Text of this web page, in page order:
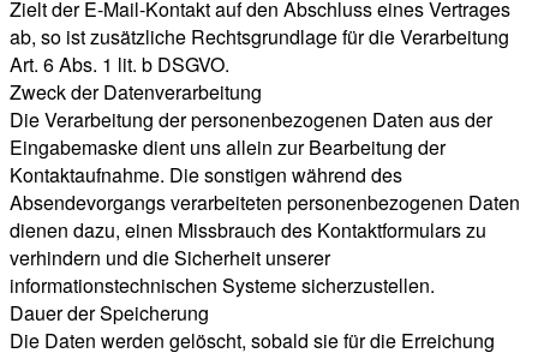
Zielt der E-Mail-Kontakt auf den Abschluss eines Vertrages
ab, so ist zusätzliche Rechtsgrundlage für die Verarbeitung
Art. 6 Abs. 1 lit. b DSGVO.
Zweck der Datenverarbeitung
Die Verarbeitung der personenbezogenen Daten aus der
Eingabemaske dient uns allein zur Bearbeitung der
Kontaktaufnahme. Die sonstigen während des
Absendevorgangs verarbeiteten personenbezogenen Daten
dienen dazu, einen Missbrauch des Kontaktformulars zu
verhindern und die Sicherheit unserer
informationstechnischen Systeme sicherzustellen.
Dauer der Speicherung
Die Daten werden gelöscht, sobald sie für die Erreichung